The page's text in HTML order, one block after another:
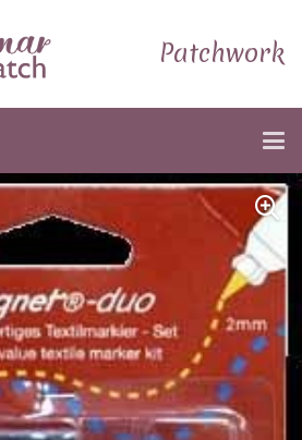
Patchwork